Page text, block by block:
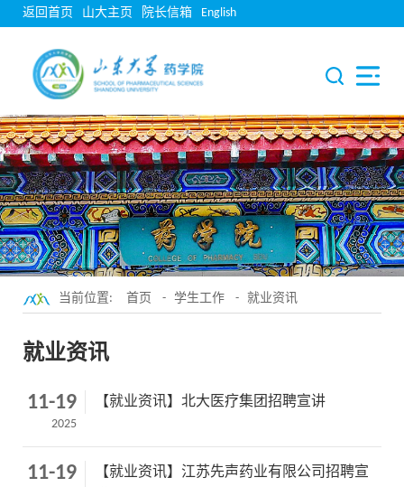
返回首页 山大主页 院长信箱 English
当前位置: 首页 - 学生工作 - 就业资讯
就业资讯
11-19
2025
【就业资讯】北大医疗集团招聘宣讲
11-19
【就业资讯】江苏先声药业有限公司招聘宣